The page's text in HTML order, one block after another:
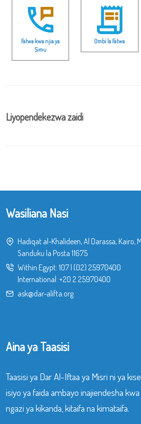
Fatwa kwa njia ya
Simu
Ombi la Fatwa
Liyopendekezwa zaidi
Wasiliana Nasi
Hadiqat al-Khalideen, Al Darassa, Kairo,
Sanduku la Posta 11675
Within Egypt: 107| (02) 25970400
International: +20 2 25970400
ask@dar-alifta.org
Aina ya Taasisi
Taasisi ya Dar Al-Iftaa ya Misri ni ya
isiyo ya faida ambayo inajiendesha
ngazi ya kikanda, kitaifa na kimataifa.